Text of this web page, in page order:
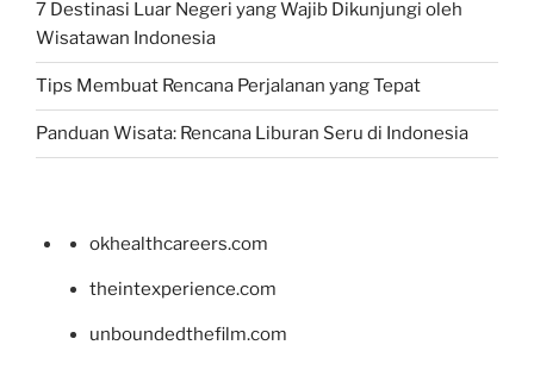
7 Destinasi Luar Negeri yang Wajib Dikunjungi oleh
Wisatawan Indonesia
Tips Membuat Rencana Perjalanan yang Tepat
Panduan Wisata: Rencana Liburan Seru di Indonesia
okhealthcareers.com
theintexperience.com
unboundedthefilm.com